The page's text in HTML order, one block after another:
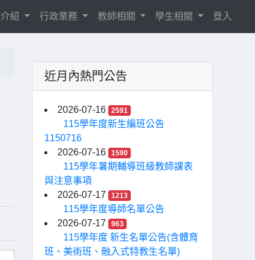
紹 行政業務 教師相關 學生相關 登入
近月內熱門公告
2026-07-16 2591
115學年度新生編班公告
1150716
2026-07-16
1590
115學年暑期輔導班級教師課表
與注意事項
2026-07-17
1213
115學年度導師名單公告
2026-07-17
963
115學年度 新生名單公告(含體育
班、美術班、融入式特教生名單)